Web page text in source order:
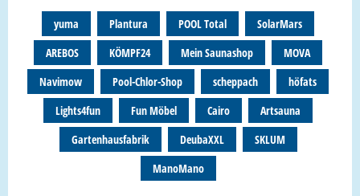
yuma Plantura POOL Total
SolarMars
AREBOS
KÖMPF24 Mein Saunashop
MOVA
Navimow
Pool-Chlor-Shop scheppach
höfats
Lights4fun
Fun Möbel Cairo
Artsauna
Gartenhausfabrik
DeubaXXL
SKLUM
ManoMano